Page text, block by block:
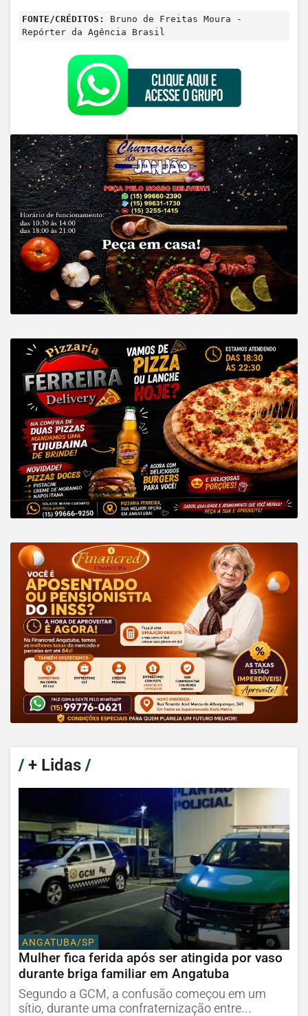
FONTE/CRÉDITOS:
Bruno de Freitas Moura -
Repórter da Agência Brasil
/+ Lidas /
ANGATUBA/SP
Mulher fica ferida após ser atingida por vaso
durante briga familiar em Angatuba
Segundo a GCM, a confusão começou em um
sítio, durante uma confraternização entre...